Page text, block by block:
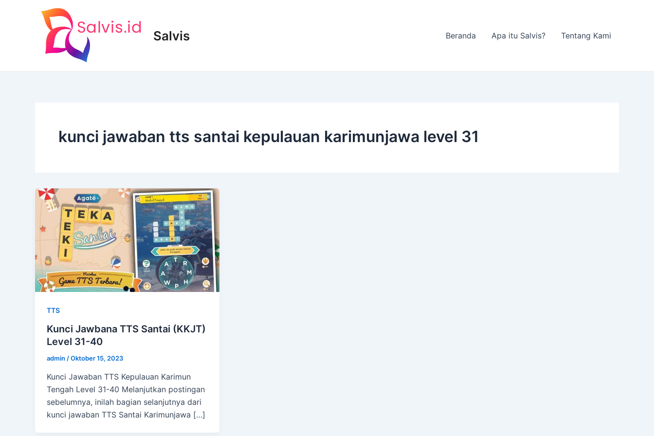
Salvis Beranda Apa itu Salvis? Tentang Kami
kunci jawaban tts santai kepulauan karimunjawa level 31
TTS
Kunci Jawbana TTS Santai (KKJT)
Level 31-40
admin /Oktober 15, 2023
Kunci Jawaban TTS Kepulauan Karimun
Tengah Level 31-40 Melanjutkan postingan
sebelumnya, inilah bagian selanjutnya dari
kunci jawaban TTS Santai Karimunjawa […]